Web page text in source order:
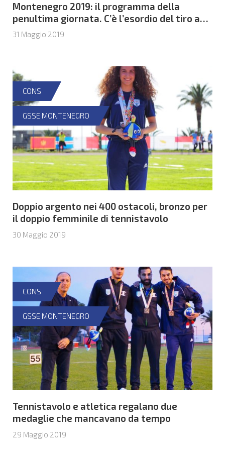
Montenegro 2019: il programma della
penultima giornata. C’è l’esordio del tiro a
segno
31 Maggio 2019
CONS
GSSE MONTENEGRO
Doppio argento nei 400 ostacoli, bronzo per
il doppio femminile di tennistavolo
30 Maggio 2019
CONS
GSSE MONTENEGRO
Tennistavolo e atletica regalano due
medaglie che mancavano da tempo
29 Maggio 2019